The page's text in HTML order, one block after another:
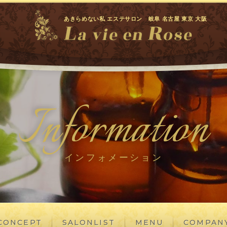
あきらめない私 エステサロン 岐阜 名古屋 東京 大阪
Information
インフォメーション
SALONLIST MENU